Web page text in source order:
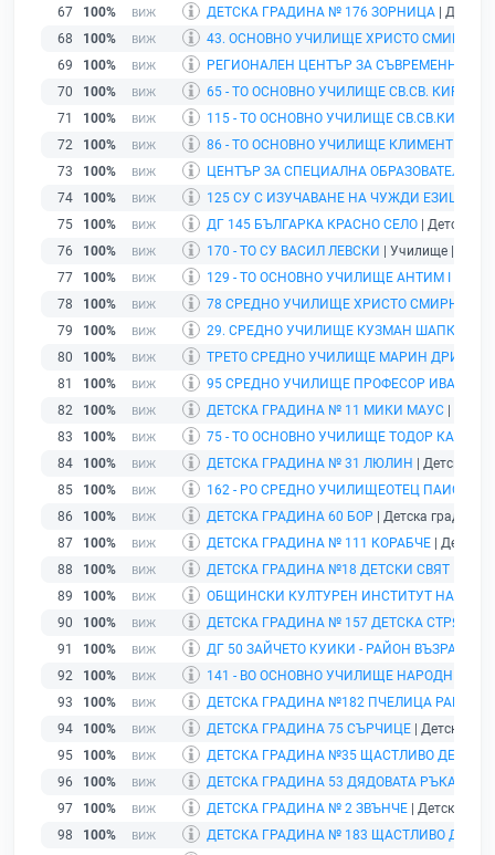
67
100% ДЕТСКА ГРАДИНА № 176 ЗОРНИЦА |
68
100%
43. ОСНОВНО УЧИЛИЩЕ ХРИСТО
69
100%
РЕГИОНАЛЕН ЦЕНТЪР ЗА СЪВРЕМЕННИ
70
100%
65 - ТО ОСНОВНО УЧИЛИЩЕ СВ.СВ. КИРИЛ
71
100%
115 - ТО ОСНОВНО УЧИЛИЩЕ СВ.СВ.КИРИЛ
72
100%
86 - ТО ОСНОВНО УЧИЛИЩЕ КЛИМЕНТ
73
100%
ЦЕНТЪР ЗА СПЕЦИАЛНА ОБРАЗОВАТЕЛНА
74
100%
125 СУ С ИЗУЧАВАНЕ НА ЧУЖДИ ЕЗИЦИ
75
100% ДГ 145 БЪЛГАРКА КРАСНО СЕЛО | Детска
76
100% 170 - ТО СУ ВАСИЛ ЛЕВСКИ
| Училище | гр.
77
100% 129 - ТО ОСНОВНО УЧИЛИЩЕ АНТИМ I
78
100%
78 СРЕДНО УЧИЛИЩЕ ХРИСТО
79
100% 29. СРЕДНО УЧИЛИЩЕ КУЗМАН ШАПКАРЕВ
80
100% ТРЕТО СРЕДНО УЧИЛИЩЕ МАРИН ДРИНОВ
81
100%
95 СРЕДНО УЧИЛИЩЕ ПРОФЕСОР ИВАН
82
100% ДЕТСКА ГРАДИНА № 11 МИКИ МАУС
83
100%
75 - ТО ОСНОВНО УЧИЛИЩЕ ТОДОР
84
100% ДЕТСКА ГРАДИНА № 31 ЛЮЛИН
| Детска
85
100% 162 - РО СРЕДНО УЧИЛИЩЕОТЕЦ ПАИСИЙ
86
100% ДЕТСКА ГРАДИНА 60 БОР | Детска градина
87
100% ДЕТСКА ГРАДИНА № 111 КОРАБЧЕ | Детска
88
100% ДЕТСКА ГРАДИНА №18 ДЕТСКИ СВЯТ
89
100%
ОБЩИНСКИ КУЛТУРЕН ИНСТИТУТ НАУЧНО
90
100% ДЕТСКА ГРАДИНА № 157 ДЕТСКА СТРЯХА
91
100%
ДГ 50 ЗАЙЧЕТО КУИКИ - РАЙОН
92
100%
141 - ВО ОСНОВНО УЧИЛИЩЕ НАРОДНИ
93
100%
ДЕТСКА ГРАДИНА №182 ПЧЕЛИЦА РАЙОН
94
100% ДЕТСКА ГРАДИНА 75 СЪРЧИЦЕ | Детска
95
100%
ДЕТСКА ГРАДИНА №35 ЩАСТЛИВО
96
100%
ДЕТСКА ГРАДИНА 53 ДЯДОВАТА
97
100% ДЕТСКА ГРАДИНА № 2 ЗВЪНЧЕ | Детска
98
100%
ДЕТСКА ГРАДИНА № 183 ЩАСТЛИВО